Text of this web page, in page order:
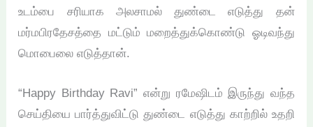
உடம்பை சரியாக அலசாமல் துண்டை எடுத்து தன்
மர்மபிரதேசத்தை மட்டும் மறைத்துக்கொண்டு ஓடிவந்து
மொபைலை எடுத்தான்.
“Happy Birthday Ravi” என்று ரமேஷிடம் இருந்து வந்த
செய்தியை பார்த்துவிட்டு துண்டை எடுத்து காற்றில் உதறி